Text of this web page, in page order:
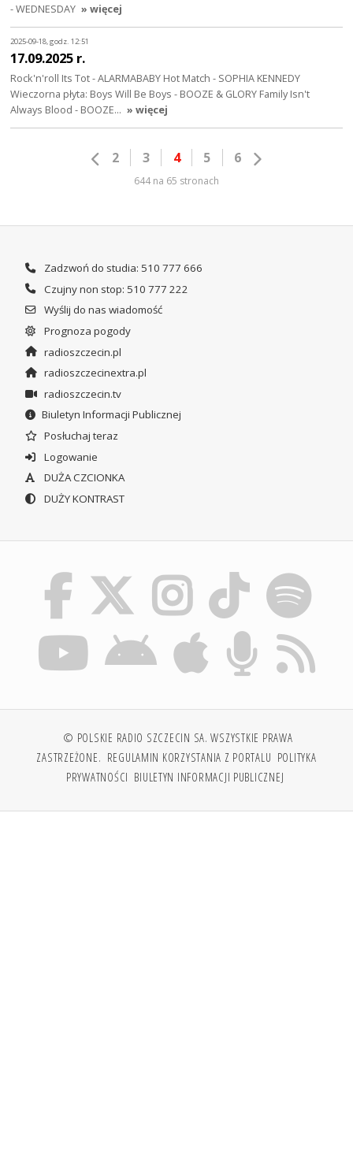
- WEDNESDAY » więcej
2025-09-18, godz. 12:51
17.09.2025 r.
Rock'n'roll Its Tot - ALARMABABY Hot Match - SOPHIA KENNEDY
Wieczorna płyta: Boys Will Be Boys - BOOZE & GLORY Family Isn't
Always Blood - BOOZE… » więcej
2 3 4 5 6
644 na 65 stronach
Zadzwoń do studia: 510 777 666
Czujny non stop: 510 777 222
Wyślij do nas wiadomość
Prognoza pogody
radioszczecin.pl
radioszczecinextra.pl
radioszczecin.tv
Biuletyn Informacji Publicznej
Posłuchaj teraz
Logowanie
DUŻA CZCIONKA
DUŻY KONTRAST
© POLSKIE RADIO SZCZECIN SA. WSZYSTKIE PRAWA
ZASTRZEŻONE. REGULAMIN KORZYSTANIA Z PORTALU POLITYKA
PRYWATNOŚCI BIULETYN INFORMACJI PUBLICZNEJ